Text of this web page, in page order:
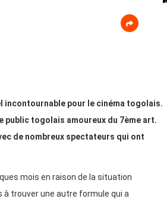
incontournable pour le cinéma togolais.
public togolais amoureux du 7ème art.
de nombreux spectateurs qui ont
mois en raison de la situation
trouver une autre formule qui a